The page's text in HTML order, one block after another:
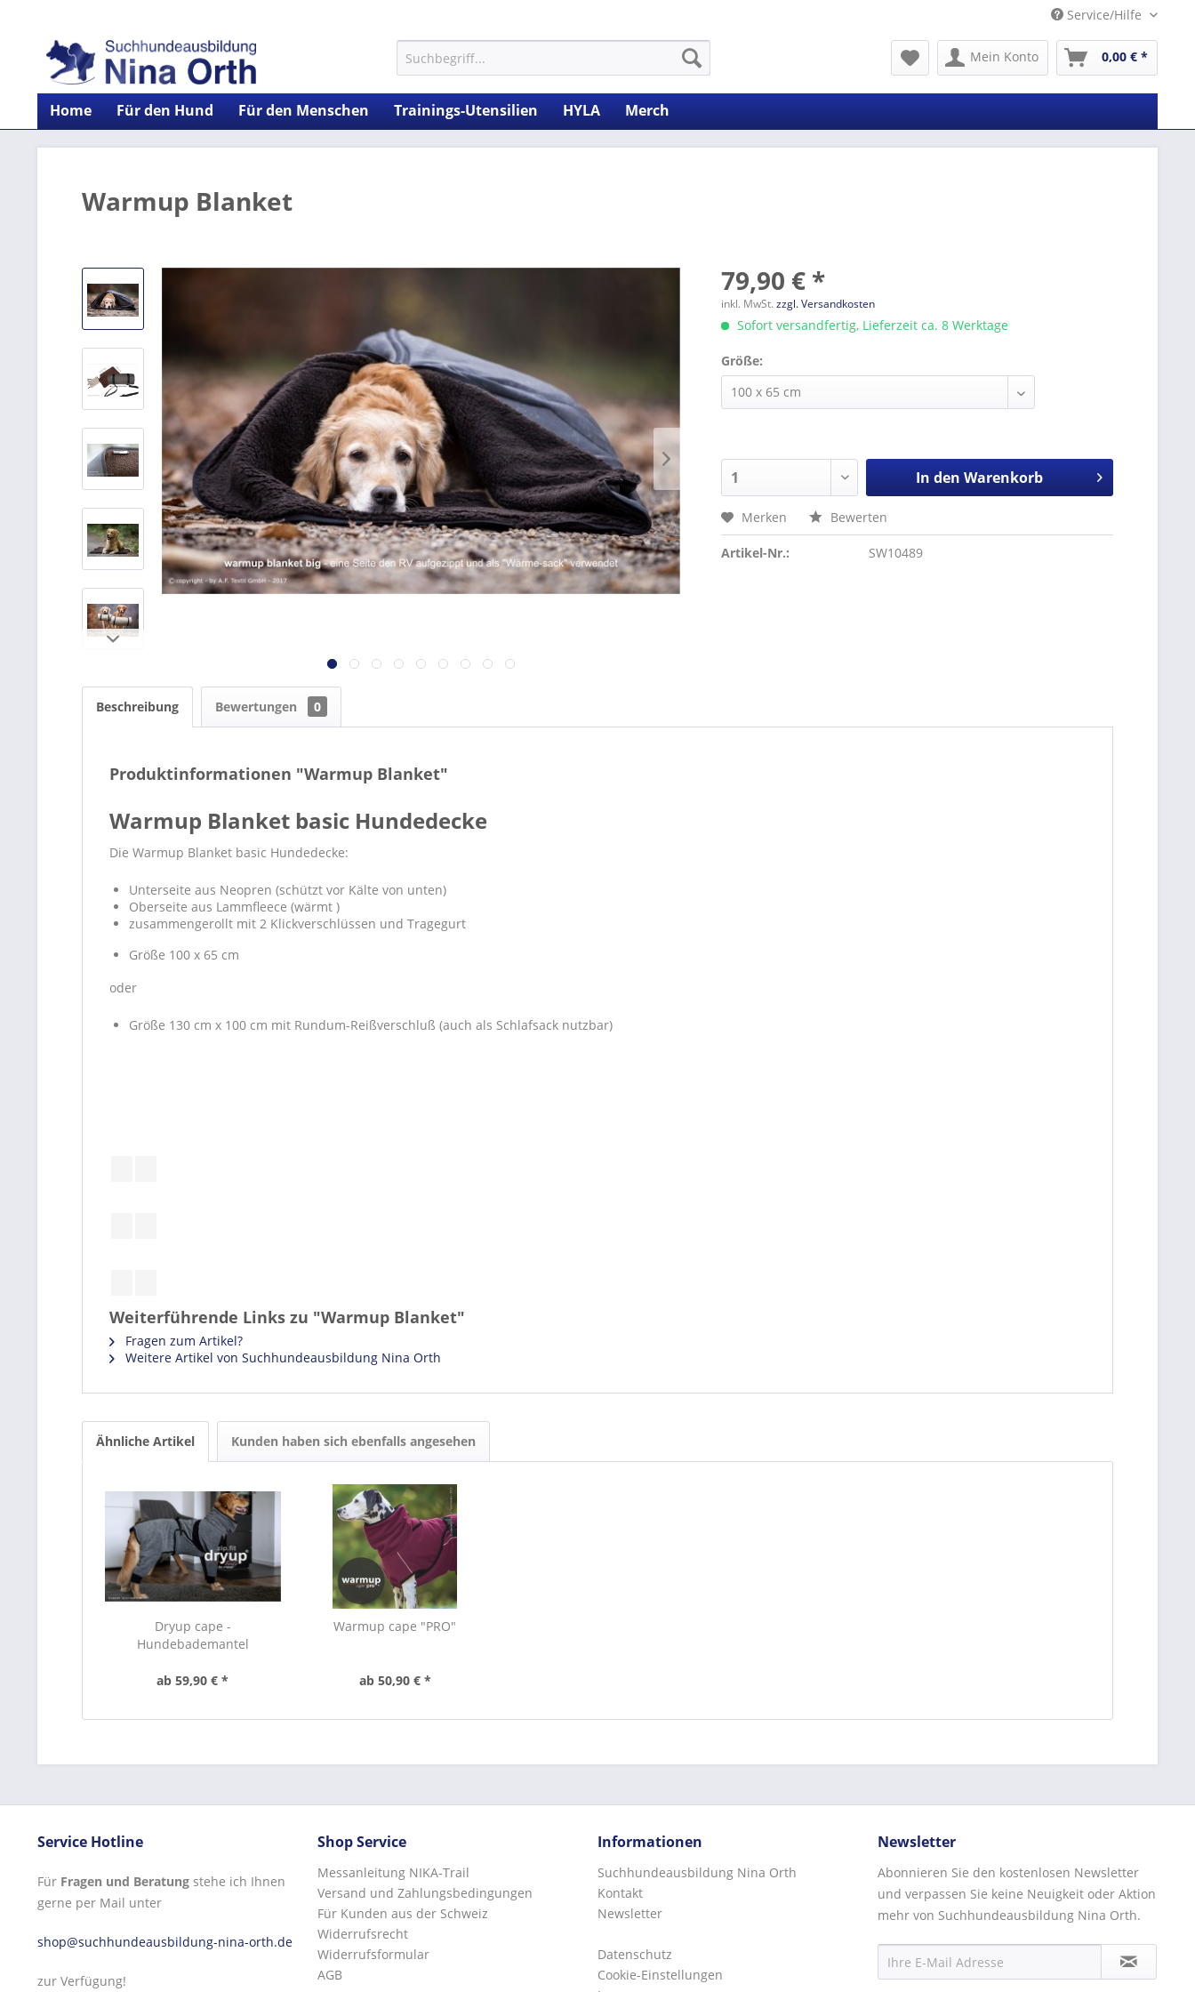
Service/Hilfe
Mein Konto 0,00 € *
Home Für den Hund Für den Menschen Trainings-Utensilien HYLA Merch
Warmup Blanket
79,90 € *
inkl. MwSt.zzgl. Versandkosten
Sofort versandfertig, Lieferzeit ca. 8 Werktage
Größe:
In den Warenkorb
Merken Bewerten
Artikel-Nr.: SW10489
Beschreibung Bewertungen 0
Produktinformationen "Warmup Blanket"
Warmup Blanket basic Hundedecke
Die Warmup Blanket basic Hundedecke:
Unterseite aus Neopren (schützt vor Kälte von unten)
Oberseite aus Lammfleece (wärmt )
zusammengerollt mit 2 Klickverschlüssen und Tragegurt
Größe 100 x 65 cm
oder
Größe 130 cm x 100 cm mit Rundum-Reißverschluß (auch als Schlafsack nutzbar)
Weiterführende Links zu "Warmup Blanket"
Fragen zum Artikel?
Weitere Artikel von Suchhundeausbildung Nina Orth
Ähnliche Artikel Kunden haben sich ebenfalls angesehen
Dryup cape -
Hundebademantel
ab 59,90 € *
Warmup cape "PRO"
ab 50,90 € *
Service Hotline
Für Fragen und Beratung stehe ich Ihnen
gerne per Mail unter
shop@suchhundeausbildung-nina-orth.de
zur Verfügung!
Shop Service
Messanleitung NIKA-Trail
Versand und Zahlungsbedingungen
Für Kunden aus der Schweiz
Widerrufsrecht
Widerrufsformular
AGB
Informationen
Suchhundeausbildung Nina Orth
Kontakt
Newsletter
Datenschutz
Cookie-Einstellungen
Newsletter
Abonnieren Sie den kostenlosen Newsletter
und verpassen Sie keine Neuigkeit oder Aktion
mehr von Suchhundeausbildung Nina Orth.